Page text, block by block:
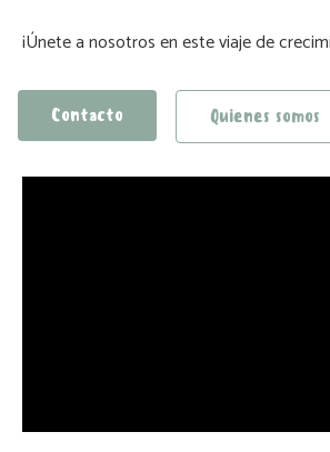
¡Únete a nosotros en este viaje de
Contacto Quienes somos